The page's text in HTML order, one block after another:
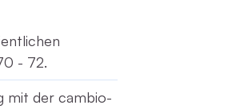
- 72.
mit der cambio-